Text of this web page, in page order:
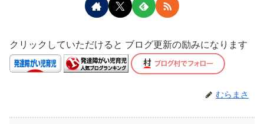
クリックしていただけると ブログ更新の励みになります
むらまさ